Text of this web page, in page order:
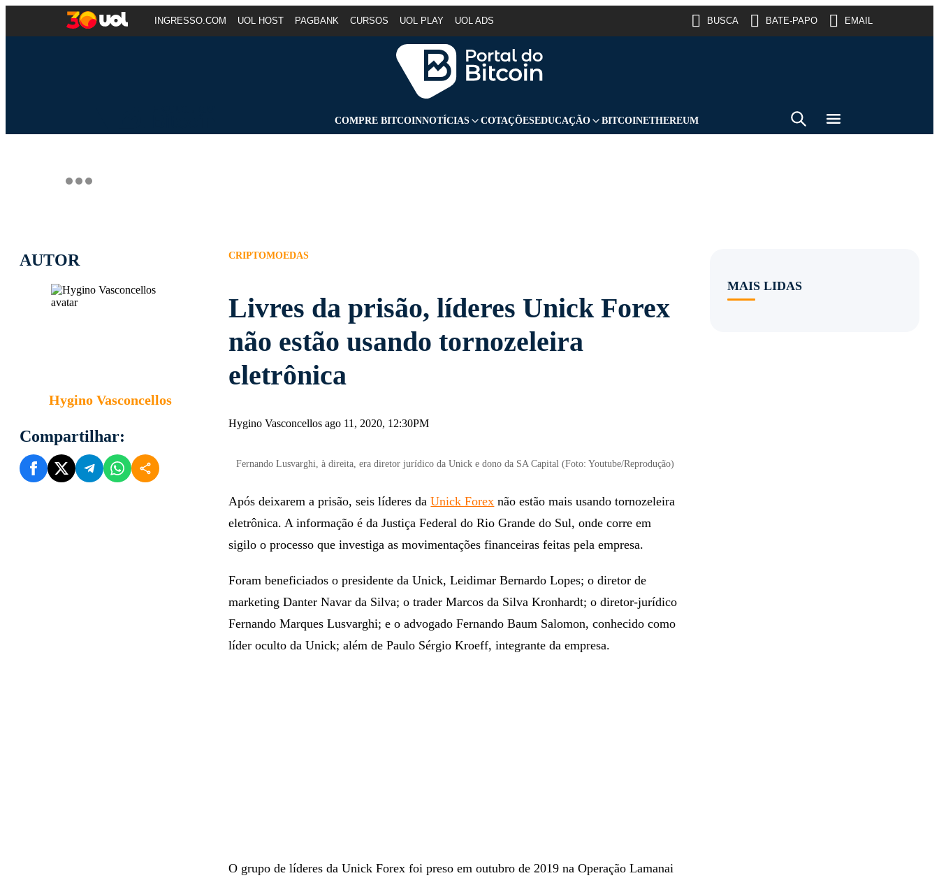
INGRESSO.COM UOL HOST PAGBANK CURSOS UOL PLAY UOL ADS BUSCA BATE-PAPO EMAIL
COMPRE BITCOINNOTÍCIAS COTAÇÕESEDUCAÇÃO BITCOINETHEREUM
AUTOR
Hygino Vasconcellos
Compartilhar:
CRIPTOMOEDAS
Livres da prisão, líderes Unick Forex
não estão usando tornozeleira
eletrônica
Hygino Vasconcellos ago 11, 2020, 12:30PM
Fernando Lusvarghi, à direita, era diretor jurídico da Unick e dono da SA Capital (Foto: Youtube/Reprodução)
Após deixarem a prisão, seis líderes daUnick Forex não estão mais usando tornozeleira
eletrônica. A informação é da Justiça Federal do Rio Grande do Sul, onde corre em
sigilo o processo que investiga as movimentações financeiras feitas pela empresa.
Foram beneficiados o presidente da Unick, Leidimar Bernardo Lopes; o diretor de
marketing Danter Navar da Silva; o trader Marcos da Silva Kronhardt; o diretor-jurídico
Fernando Marques Lusvarghi; e o advogado Fernando Baum Salomon, conhecido como
líder oculto da Unick; além de Paulo Sérgio Kroeff, integrante da empresa.
O grupo de líderes da Unick Forex foi preso em outubro de 2019 na Operação Lamanai
MAIS LIDAS